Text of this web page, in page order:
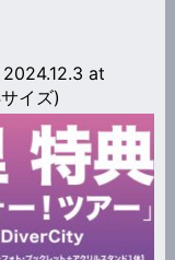
2024.12.3 at
イズ)